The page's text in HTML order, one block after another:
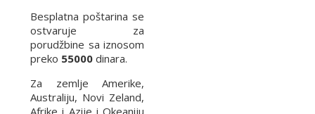
Besplatna poštarina se
ostvaruje za
porudžbine sa iznosom
preko 55000 dinara.
Za zemlje Amerike,
Australiju, Novi Zeland,